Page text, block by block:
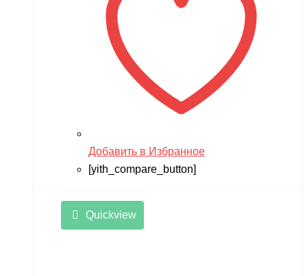
Добавить в Избранное
[yith_compare_button]
Quickview